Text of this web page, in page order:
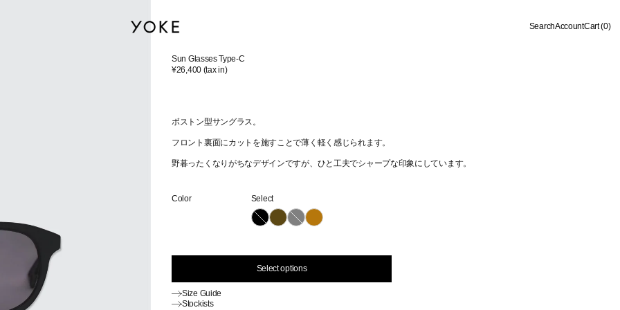
SearchAccountCart (0)
Sun Glasses Type-C
¥26,400 (tax in)
ボストン型サングラス。
フロント裏面にカットを施すことで薄く軽く感じられます。
野暮ったくなりがちなデザインですが、ひと工夫でシャープな印象にしています。
Color Select
Select options
Size Guide
Stockists